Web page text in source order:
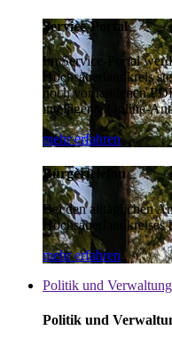
Service-Portal
Im Service-Portal
Hochsauerlandkreis
noch vorhandenen
intelligente Online-
mehr erfahren
Bürgertelefon
Bei den alltäglichen
mehr erfahren
Politik und Verwaltung
Politik und